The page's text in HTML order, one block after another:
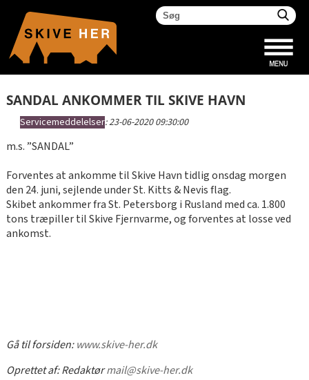
SANDAL ANKOMMER TIL SKIVE HAVN
Servicemeddelelser:23-06-2020 09:30:00
m.s. ”SANDAL”
Forventes at ankomme til Skive Havn tidlig onsdag morgen
den 24. juni, sejlende under St. Kitts & Nevis flag.
Skibet ankommer fra St. Petersborg i Rusland med ca. 1.800
tons træpiller til Skive Fjernvarme, og forventes at losse ved
ankomst.
Gå til forsiden:www.skive-her.dk
Oprettet af:Redaktørmail@skive-her.dk